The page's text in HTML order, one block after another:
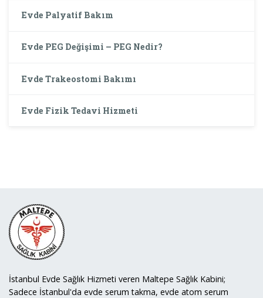
Evde Palyatif Bakım
Evde PEG Değişimi – PEG Nedir?
Evde Trakeostomi Bakımı
Evde Fizik Tedavi Hizmeti
İstanbul Evde Sağlık Hizmeti veren Maltepe Sağlık Kabini;
Sadece İstanbul'da evde serum takma, evde atom serum